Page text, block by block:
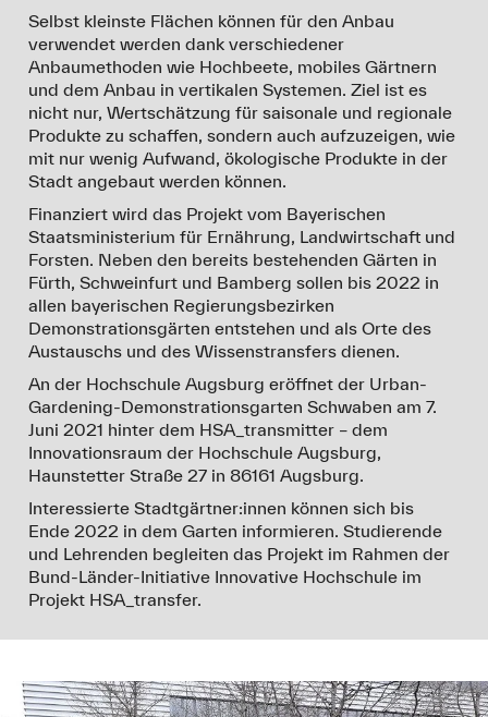
Selbst kleinste Flächen können für den Anbau
verwendet werden dank verschiedener
Anbaumethoden wie Hochbeete, mobiles Gärtnern
und dem Anbau in vertikalen Systemen. Ziel ist es
nicht nur, Wertschätzung für saisonale und regionale
Produkte zu schaffen, sondern auch aufzuzeigen, wie
mit nur wenig Aufwand, ökologische Produkte in der
Stadt angebaut werden können.
Finanziert wird das Projekt vom Bayerischen
Staatsministerium für Ernährung, Landwirtschaft und
Forsten. Neben den bereits bestehenden Gärten in
Fürth, Schweinfurt und Bamberg sollen bis 2022 in
allen bayerischen Regierungsbezirken
Demonstrationsgärten entstehen und als Orte des
Austauschs und des Wissenstransfers dienen.
An der Hochschule Augsburg eröffnet der Urban-
Gardening-Demonstrationsgarten Schwaben am 7.
Juni 2021 hinter dem HSA_transmitter – dem
Innovationsraum der Hochschule Augsburg,
Haunstetter Straße 27 in 86161 Augsburg.
Interessierte Stadtgärtner:innen können sich bis
Ende 2022 in dem Garten informieren. Studierende
und Lehrenden begleiten das Projekt im Rahmen der
Bund-Länder-Initiative Innovative Hochschule im
Projekt HSA_transfer.